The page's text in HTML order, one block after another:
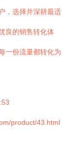
，选择并深耕最适
良的销售转化体
一份流量都转化为
product/43.html